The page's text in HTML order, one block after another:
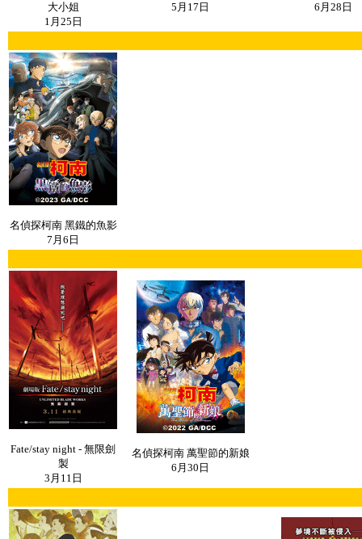
大小姐
1月25日
5月17日
6月28日
名偵探柯南 黑鐵的魚影
7月6日
Fate/stay night - 無限劍
製
3月11日
名偵探柯南 萬聖節的新娘
6月30日